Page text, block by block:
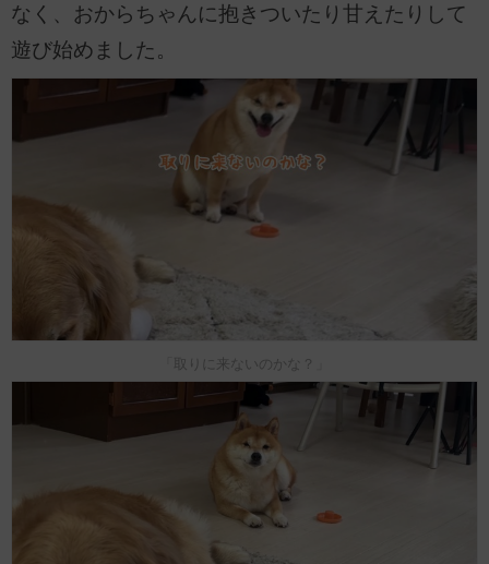
なく、おからちゃんに抱きついたり甘えたりして
遊び始めました。
「取りに来ないのかな？」